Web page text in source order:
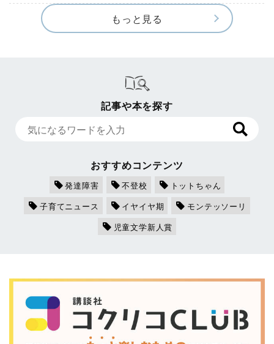
もっと見る
記事や本を探す
おすすめコンテンツ
発達障害 不登校
トットちゃん
子育てニュース
イヤイヤ期
モンテッソーリ
児童文学新人賞